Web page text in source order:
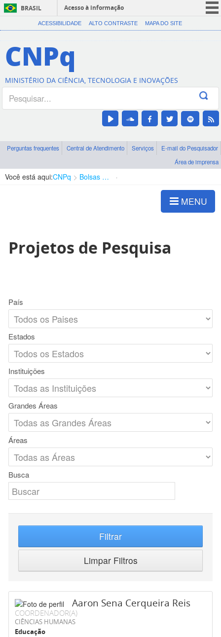
BRASIL
Acesso à informação
CORONAVÍRUS (COVID-19)
Canais
ACESSIBILIDADE ALTO CONTRASTE MAPA DO SITE
CNPq
MINISTÉRIO DA CIÊNCIA, TECNOLOGIA E INOVAÇÕES
Perguntas frequentes Central de Atendimento Serviços
E-mail do Pesquisador
Área de imprensa
Você está aqui:CNPq Bolsas e Auxílios Vigentes
MENU
Projetos de Pesquisa
País
Estados
Instituições
Grandes Áreas
Áreas
Busca
Filtrar
Limpar Filtros
Aaron Sena Cerqueira Reis
COORDENADOR(A)
CIÊNCIAS HUMANAS
Educação